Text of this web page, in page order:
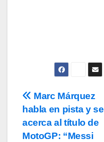
Navegación
de
entradas
Marc Márquez
habla en pista y se
acerca al título de
MotoGP: “Messi